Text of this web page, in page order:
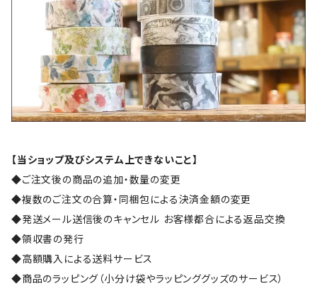
【当ショップ及びシステム上できないこと】
◆ご注文後の商品の追加・数量の変更
◆複数のご注文の合算・同梱包による決済金額の変更
◆発送メール送信後のキャンセル お客様都合による返品交換
◆領収書の発行
◆高額購入による送料サービス
◆商品のラッピング（小分け袋やラッピンググッズのサービス）